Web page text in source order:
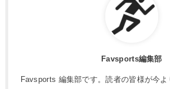
Favsports編集部
Favsports 編集部です。読者の皆様が今